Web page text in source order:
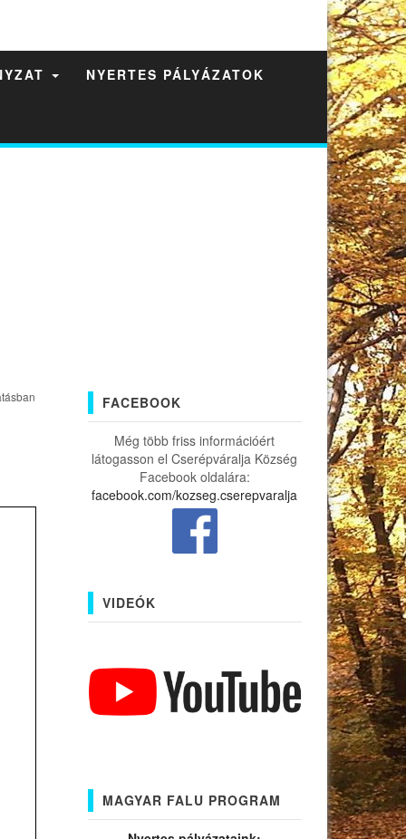
NYERTES PÁLYÁZATOK
FACEBOOK
Még több friss információért
látogasson el Cserépváralja Község
Facebook oldalára:
facebook.com/kozseg.cserepvaralja
VIDEÓK
MAGYAR FALU PROGRAM